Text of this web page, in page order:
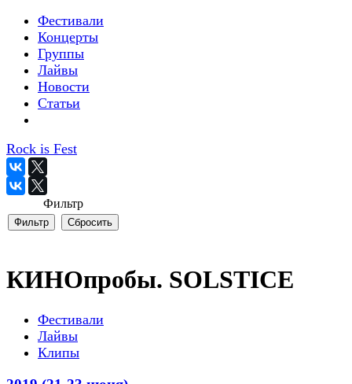
Фестивали
Концерты
Группы
Лайвы
Новости
Статьи
Rock is Fest
Фильтр
КИНОпробы. SOLSTICE
Фестивали
Лайвы
Клипы